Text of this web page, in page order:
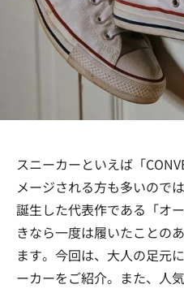
スニーカーといえば「
メージされる方も多いので
誕生した代表作である「オ
きなら一度は履いたことの
ます。今回は、大人の足元
ーカーをご紹介。また、人